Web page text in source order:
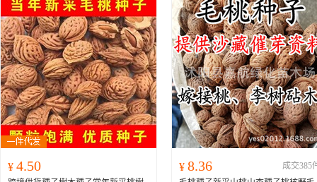
¥ 4.50 ¥ 8.36
成交385